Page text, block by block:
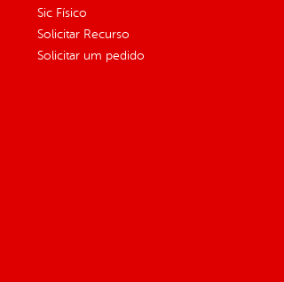
Sic Físico
Solicitar Recurso
Solicitar um pedido